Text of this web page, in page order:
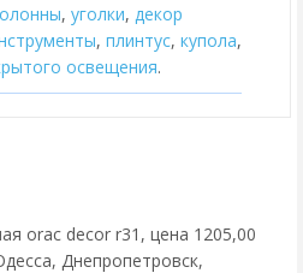
, уголки, декор
, плинтус, купола,
освещения.
orac decor r31, цена 1205,00
Днепропетровск,